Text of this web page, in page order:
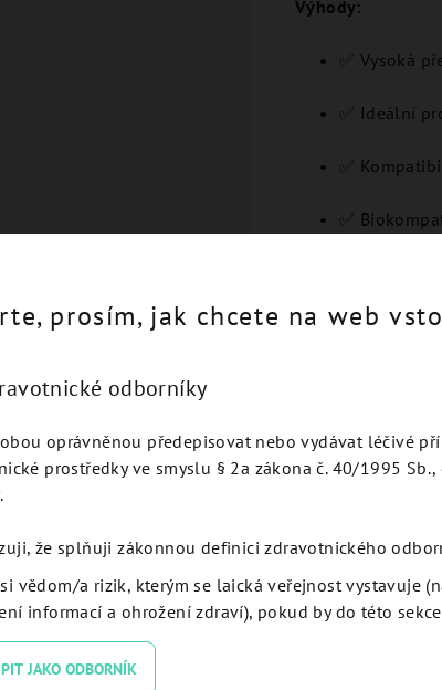
Výhody:
✅ Vysoká
✅ Ideální
✅
✅
✅
Podobné produkty
prosím, jak chcete na web
odborníky
oprávněnou předepisovat nebo vydávat léčivé
prostředky ve smyslu § 2a zákona č. 40/1995 Sb.,
že splňuji zákonnou definici zdravotnického
si vědom/a rizik, kterým se laická veřejnost vystavuje
informací a ohrožení zdraví), pokud by do této
JAKO ODBORNÍK